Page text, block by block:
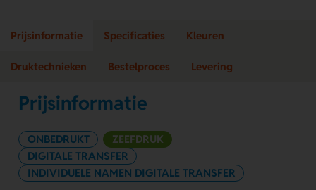
Prijsinformatie Specificaties Kleuren
Druktechnieken Bestelproces Levering
Prijsinformatie
ONBEDRUKT
ZEEFDRUK
DIGITALE TRANSFER
INDIVIDUELE NAMEN DIGITALE TRANSFER